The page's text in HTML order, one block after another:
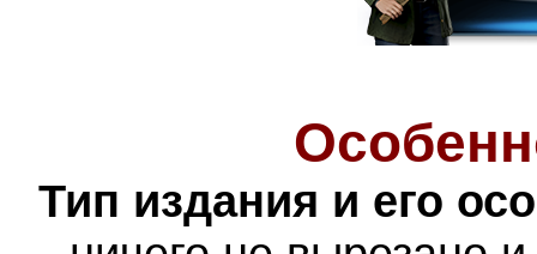
Тип издания и его